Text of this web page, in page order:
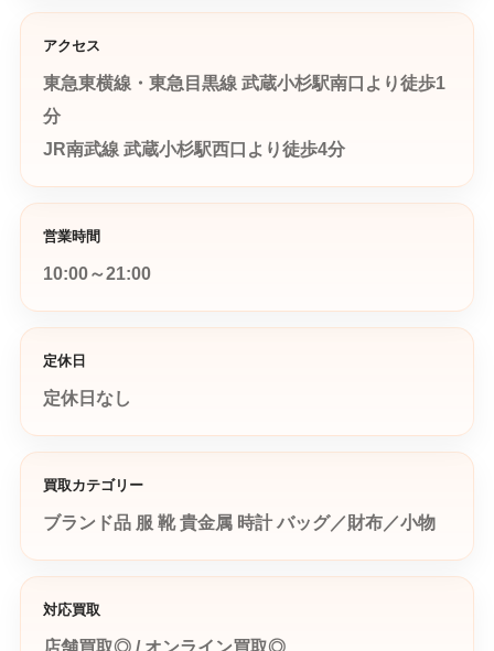
アクセス
東急東横線・東急目黒線 武蔵小杉駅南口より徒歩1
分
JR南武線 武蔵小杉駅西口より徒歩4分
営業時間
10:00～21:00
定休日
定休日なし
買取カテゴリー
ブランド品 服 靴 貴金属 時計 バッグ／財布／小物
対応買取
店舗買取◎ / オンライン買取◎